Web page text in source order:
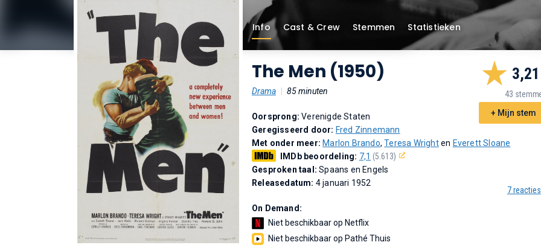
Info Cast & Crew Stemmen Statistieken
The Men (1950)
Drama 85 minuten
3,21
43
+ Mijn stem
7 reacties
Oorsprong:Verenigde Staten
Geregisseerd door: Fred Zinnemann
Met onder meer: Marlon Brando,Teresa Wrighten Everett Sloane
IMDb beoordeling: 7,1 (5.613)
Gesproken taal:Spaans en Engels
Releasedatum: 4 januari 1952
On Demand:
Niet beschikbaar op Netflix
Niet beschikbaar op Pathé Thuis